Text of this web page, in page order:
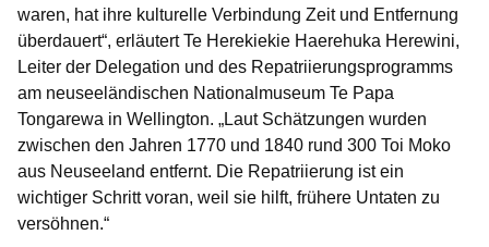
waren, hat ihre kulturelle Verbindung Zeit und Entfernung
überdauert“, erläutert Te Herekiekie Haerehuka Herewini,
Leiter der Delegation und des Repatriierungsprogramms
am neuseeländischen Nationalmuseum Te Papa
Tongarewa in Wellington. „Laut Schätzungen wurden
zwischen den Jahren 1770 und 1840 rund 300 Toi Moko
aus Neuseeland entfernt. Die Repatriierung ist ein
wichtiger Schritt voran, weil sie hilft, frühere Untaten zu
versöhnen.“